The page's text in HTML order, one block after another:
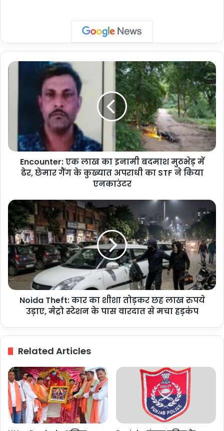
Encounter:
ढेर,
अपराधी
का
STF
ने
किया
एनकाउंटर
Encounter: एक लाख का इनामी बदमाश मुठभेड़ में
ढेर, छेमार गैंग के कुख्यात अपराधी का STF ने किया
एनकाउंटर
Noida
Theft:
कार
का
शीशा
तोड़कर
छह
लाख
रुपये
उड़ाए,
वारदात
मचा
हड़कंप
Noida Theft: कार का शीशा तोड़कर छह लाख रुपये
उड़ाए, मेट्रो स्टेशन के पास वारदात से मचा हड़कंप
Related Articles